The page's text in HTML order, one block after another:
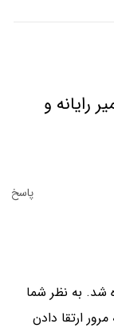
رایانه و
شد. به نظر شما
ارتقا دادن